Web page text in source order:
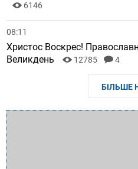
6146
08:11
Христос Воскрес!
Великдень
12785 4
БІЛЬШЕ